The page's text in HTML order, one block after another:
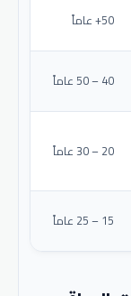
50+ عاماً
40 – 50 عاماً
20 – 30 عاماً
15 – 25 عاماً